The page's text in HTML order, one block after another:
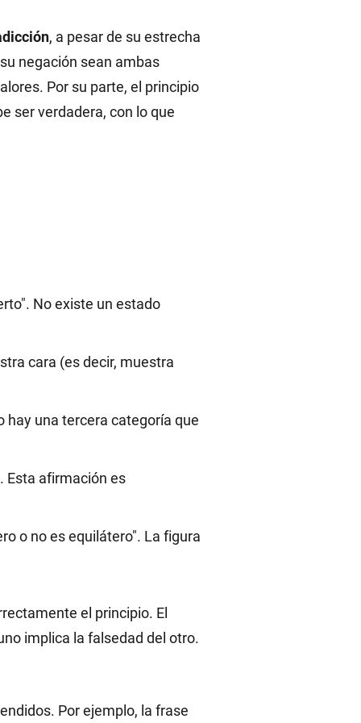
, a pesar de su estrecha
negación sean ambas
Por su parte, el principio
ser verdadera, con lo que
No existe un estado
cara (es decir, muestra
hay una tercera categoría que
Esta afirmación es
o no es equilátero". La figura
el principio. El
implica la falsedad del otro.
Por ejemplo, la frase